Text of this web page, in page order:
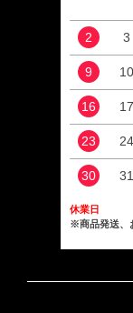
2 3
9 10
16 17
23 24
30 31
休業日
※商品発送、